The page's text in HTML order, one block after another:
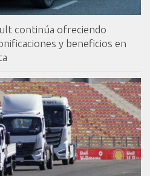
continúa ofreciendo
y beneficios en